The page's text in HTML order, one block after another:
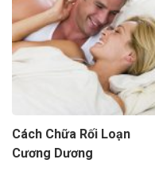
Cách Chữa Rối Loạn
Cương Dương